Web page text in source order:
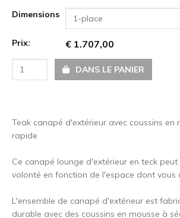
Dimensions
1-place
Prix: € 1.707,00
DANS LE PANIER
Teak canapé d'extérieur avec coussins en
rapide
Ce canapé lounge d'extérieur en teck
volonté en fonction de l'espace dont vous
L'ensemble de canapé d'extérieur est
durable avec des coussins en mousse à